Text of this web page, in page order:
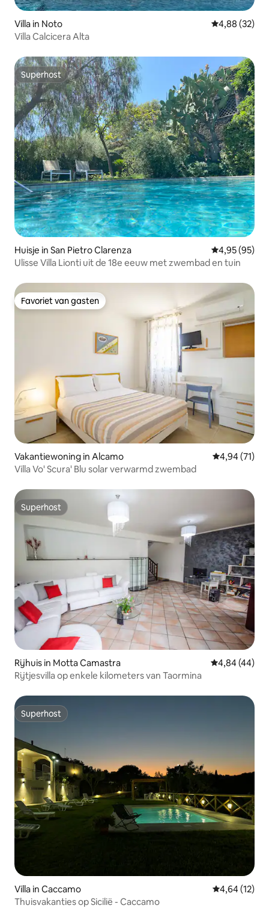
Villa in Noto Gemiddelde
4,88 (32)
Villa Calcicera Alta
Superhost
Superhost
Huisje in San Pietro Clarenza Gemiddelde
4,95 (95)
Ulisse Villa Lionti uit de 18e eeuw met zwembad en tuin
Favoriet van gasten
Favoriet van gasten
Vakantiewoning in Alcamo Gemiddelde
4,94 (71)
Villa Vo' Scura' Blu solar verwarmd zwembad
Superhost
Superhost
Rijhuis in Motta Camastra Gemiddelde
4,84 (44)
Rijtjesvilla op enkele kilometers van Taormina
Superhost
Superhost
Villa in Caccamo Gemiddelde
4,64 (12)
Thuisvakanties op Sicilië - Caccamo